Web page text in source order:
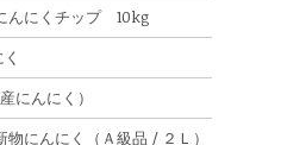
んにくチップ 10kg
にんにく）
物にんにく（Ａ級品 / ２Ｌ）